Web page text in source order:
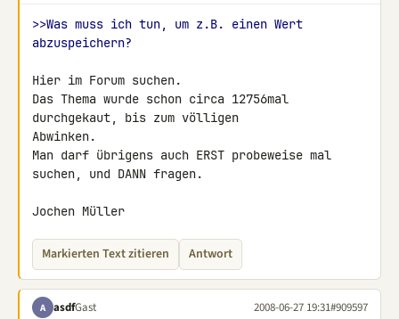
>>Was muss ich tun, um z.B. einen Wert
abzuspeichern?
Hier im Forum suchen.
Das Thema wurde schon circa 12756mal
durchgekaut, bis zum völligen
Abwinken.
Man darf übrigens auch ERST probeweise mal
suchen, und DANN fragen.
Jochen Müller
Markierten Text zitieren Antwort
A asdfGast 2008-06-27 19:31#909597